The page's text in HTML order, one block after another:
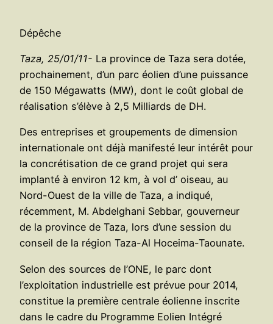
Dépêche
Taza, 25/01/11- La province de Taza sera dotée,
prochainement, d’un parc éolien d’une puissance
de 150 Mégawatts (MW), dont le coût global de
réalisation s’élève à 2,5 Milliards de DH.
Des entreprises et groupements de dimension
internationale ont déjà manifesté leur intérêt pour
la concrétisation de ce grand projet qui sera
implanté à environ 12 km, à vol d’ oiseau, au
Nord-Ouest de la ville de Taza, a indiqué,
récemment, M. Abdelghani Sebbar, gouverneur
de la province de Taza, lors d’une session du
conseil de la région Taza-Al Hoceima-Taounate.
Selon des sources de l’ONE, le parc dont
l’exploitation industrielle est prévue pour 2014,
constitue la première centrale éolienne inscrite
dans le cadre du Programme Eolien Intégré